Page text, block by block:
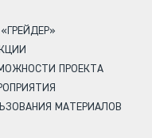
ПРОЕКТА
МАТЕРИАЛОВ